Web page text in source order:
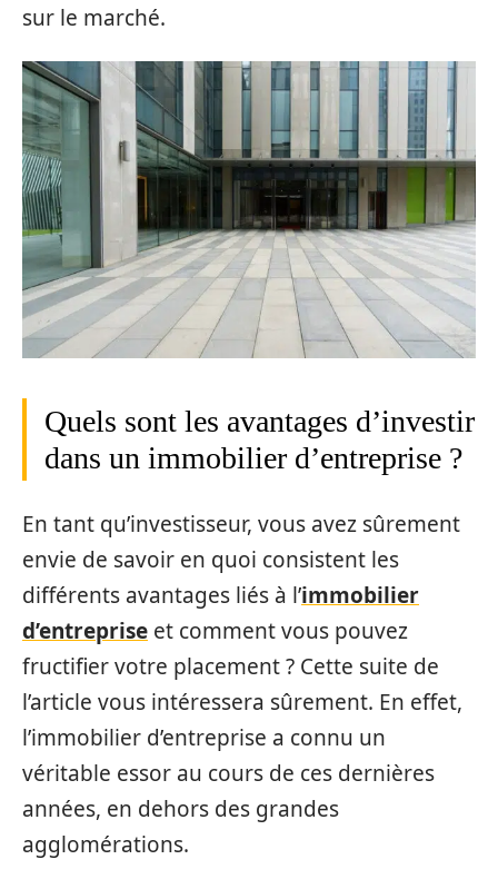
sur le marché.
Quels sont les avantages d’investir
dans un immobilier d’entreprise ?
En tant qu’investisseur, vous avez sûrement
envie de savoir en quoi consistent les
différents avantages liés à l’immobilier
d’entreprise et comment vous pouvez
fructifier votre placement ? Cette suite de
l’article vous intéressera sûrement. En effet,
l’immobilier d’entreprise a connu un
véritable essor au cours de ces dernières
années, en dehors des grandes
agglomérations.